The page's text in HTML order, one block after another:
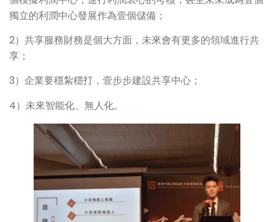
獨立的利潤中心發展作為壹個儲備；
2）共享服務財務是個大方面，未來會有更多的領域進行共
享；
3）企業要穩紮穩打，壹步步建設共享中心；
4）未來智能化、無人化。